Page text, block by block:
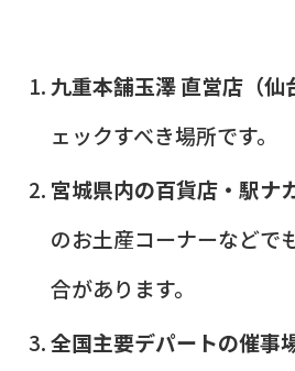
九重本舗玉澤 直営店（仙
ェックすべき場所です。
宮城県内の百貨店・駅ナ
のお土産コーナーなどで
合があります。
全国主要デパートの催事